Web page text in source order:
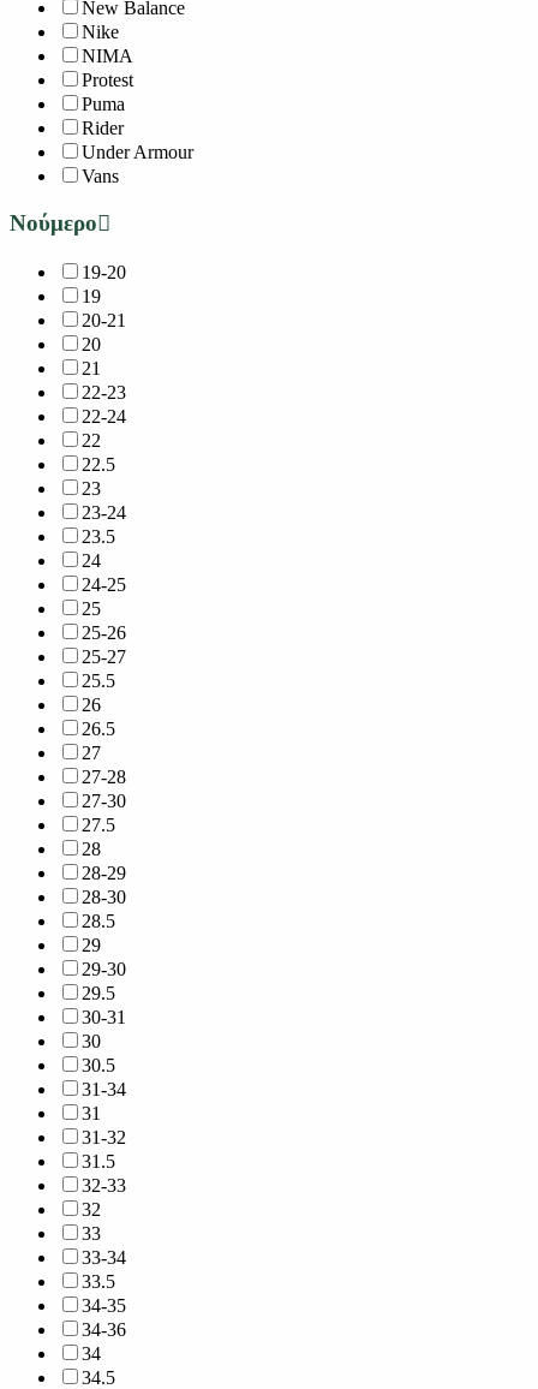
New Balance
Nike
NIMA
Protest
Puma
Rider
Under Armour
Vans
Νούμερο
19-20
19
20-21
20
21
22-23
22-24
22
22.5
23
23-24
23.5
24
24-25
25
25-26
25-27
25.5
26
26.5
27
27-28
27-30
27.5
28
28-29
28-30
28.5
29
29-30
29.5
30-31
30
30.5
31-34
31
31-32
31.5
32-33
32
33
33-34
33.5
34-35
34-36
34
34.5